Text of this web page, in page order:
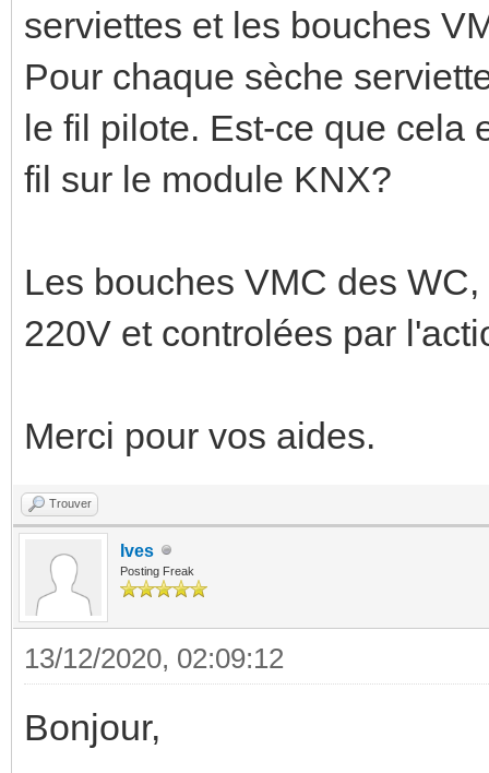
serviettes et les bouches
Pour chaque sèche
le fil pilote. Est-ce que cela
fil sur le module KNX?
Les bouches VMC des
220V et controlées par
Merci pour vos aides.
Trouver
Ives
Posting Freak
13/12/2020, 02:09:12
Bonjour,